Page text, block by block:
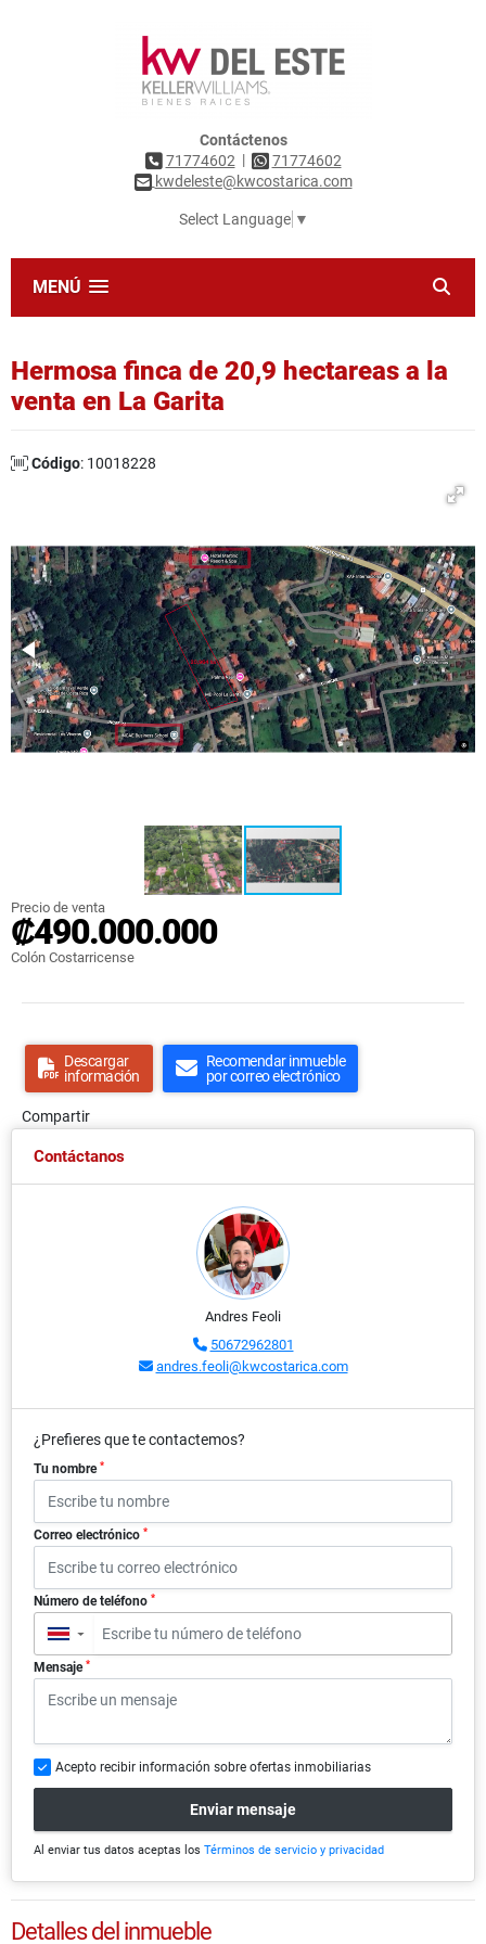
Contáctenos
71774602 |
71774602
kwdeleste@kwcostarica.com
Select Language ▼
MENÚ
Hermosa finca de 20,9 hectareas a la
venta en La Garita
Código: 10018228
Precio de venta
₡490.000.000
Colón Costarricense
Descargar
información
Recomendar inmueble
por correo electrónico
Compartir
Contáctanos
Andres Feoli
50672962801
andres.feoli@kwcostarica.com
¿Prefieres que te contactemos?
Tu nombre *
Correo electrónico *
Número de teléfono *
▼
Mensaje *
Acepto recibir información sobre ofertas inmobiliarias
Enviar mensaje
Al enviar tus datos aceptas los Términos de servicio y privacidad
Detalles del inmueble